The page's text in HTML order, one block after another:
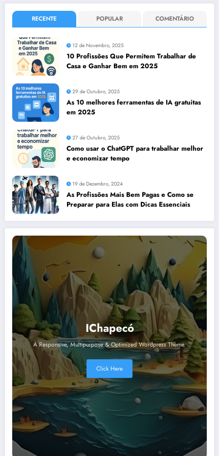
RECENTE POPULAR COMENTÁRIO
12 de Novembro, 2025
10 Profissões Que Permitem Trabalhar de
Casa e Ganhar Bem em 2025
29 de Outubro, 2025
As 10 melhores ferramentas de IA gratuitas
em 2025
27 de Outubro, 2025
Como usar o ChatGPT para trabalhar melhor
e economizar tempo
19 de Dezembro, 2024
As Profissões Mais Bem Pagas e Como se
Preparar para Elas com Dicas Essenciais
IChapecó
A Responsive, Multipurpose & Optimized Wordpress Theme.
Click Here